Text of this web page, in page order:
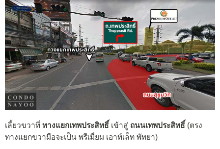
เลี้ยวขวาที่ ทางแยกเทพประสิทธิ์ เข้าสู่ ถนนเทพประสิทธิ์ (ตรง
ทางแยกขวามือจะเป็น พรีเมี่ยม เอาท์เล็ท พัทยา)